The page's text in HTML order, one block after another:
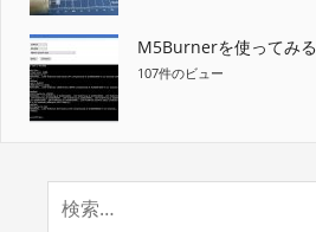
M5Burnerを使ってみる
107件のビュー